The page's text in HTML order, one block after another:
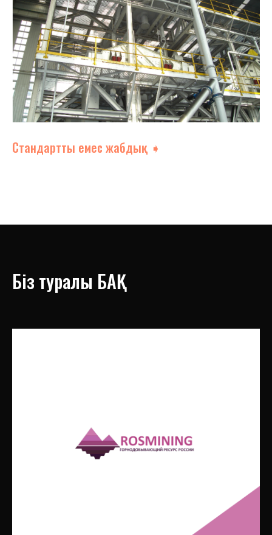
Стандартты емес жабдық ➧
Біз туралы БАҚ